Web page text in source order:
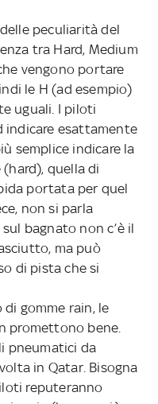
peculiarità del
tra Hard, Medium
vengono portare
le H (ad esempio)
uguali. I piloti
indicare esattamente
semplice indicare la
quella di
portata per quel
non si parla
bagnato non c’è il
ma può
di pista che si
gomme rain, le
promettono bene.
pneumatici da
in Qatar. Bisogna
reputeranno